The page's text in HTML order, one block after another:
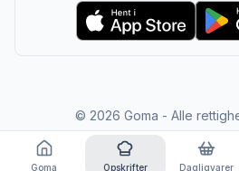
© 2026 Goma - Alle
Goma Opskrifter Dagligvarer